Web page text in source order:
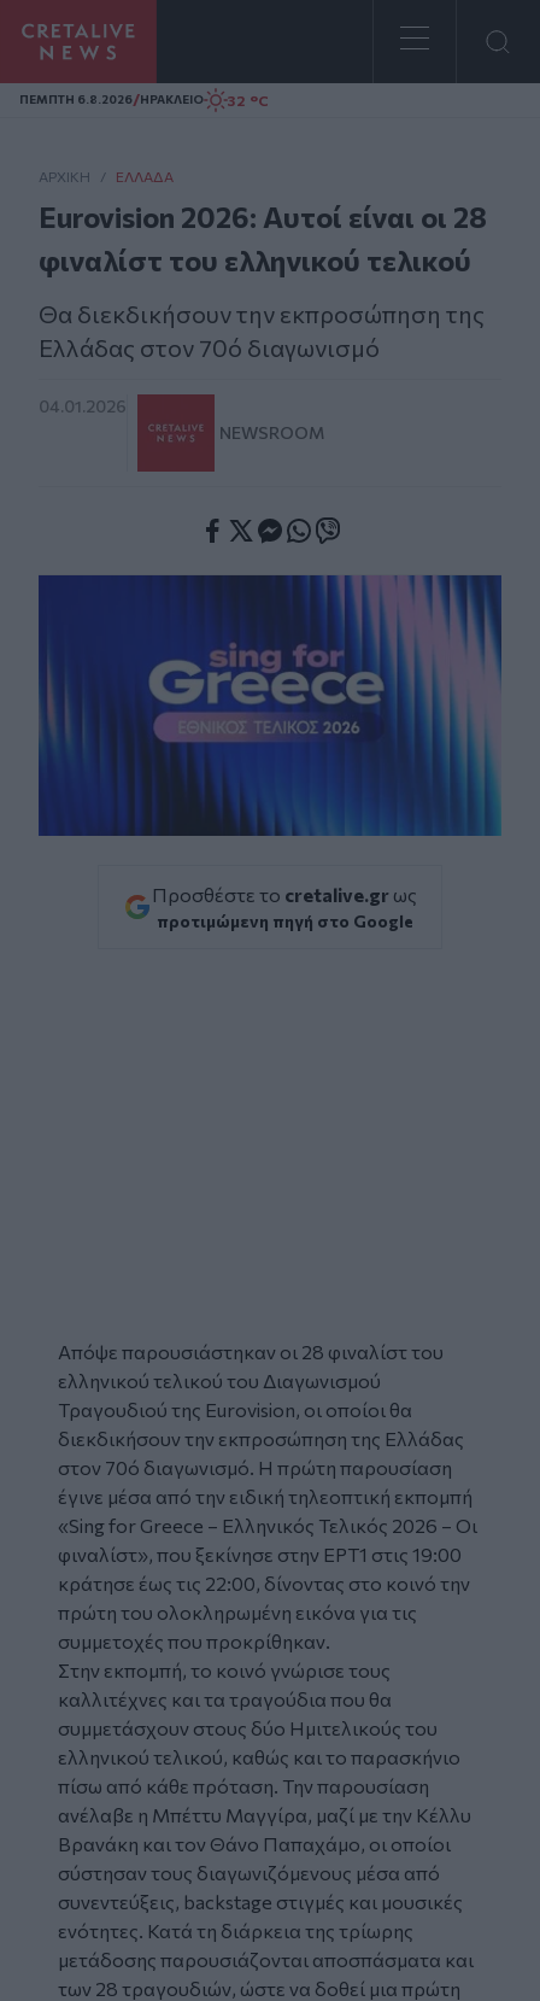
Homepage
ΠΕΜΠΤΗ 6.8.2026/ΗΡΑΚΛΕΙΟ 32 °C
ΑΡΧΙΚΗ / ΕΛΛΆΔΑ
Eurovision 2026: Αυτοί είναι οι 28
φιναλίστ του ελληνικού τελικού
Θα διεκδικήσουν την εκπροσώπηση της
Ελλάδας στον 70ό διαγωνισμό
04.01.2026
NEWSROOM
Προσθέστε το cretalive.gr ως
προτιμώμενη πηγή στο Google
Απόψε παρουσιάστηκαν οι 28 φιναλίστ του
ελληνικού τελικού του Διαγωνισμού
Τραγουδιού της Eurovision, οι οποίοι θα
διεκδικήσουν την εκπροσώπηση της Ελλάδας
στον 70ό διαγωνισμό. Η πρώτη παρουσίαση
έγινε μέσα από την ειδική τηλεοπτική εκπομπή
«Sing for Greece – Ελληνικός Τελικός 2026 – Οι
φιναλίστ», που ξεκίνησε στην ΕΡΤ1 στις 19:00
κράτησε έως τις 22:00, δίνοντας στο κοινό την
πρώτη του ολοκληρωμένη εικόνα για τις
συμμετοχές που προκρίθηκαν.
Στην εκπομπή, το κοινό γνώρισε τους
καλλιτέχνες και τα τραγούδια που θα
συμμετάσχουν στους δύο Ημιτελικούς του
ελληνικού τελικού, καθώς και το παρασκήνιο
πίσω από κάθε πρόταση. Την παρουσίαση
ανέλαβε η Μπέττυ Μαγγίρα, μαζί με την Κέλλυ
Βρανάκη και τον Θάνο Παπαχάμο, οι οποίοι
σύστησαν τους διαγωνιζόμενους μέσα από
συνεντεύξεις, backstage στιγμές και μουσικές
ενότητες. Κατά τη διάρκεια της τρίωρης
μετάδοσης παρουσιάζονται αποσπάσματα και
των 28 τραγουδιών, ώστε να δοθεί μια πρώτη